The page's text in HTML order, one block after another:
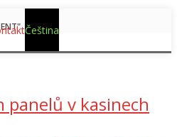
Čeština
v kasinech